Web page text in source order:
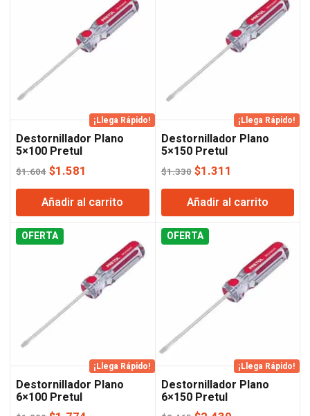
¡Llega Rápido!
Destornillador Plano
5×100 Pretul
$1.604 El
precio
original
era:
$1.604.
$1.581
precio
actual
es:
Añadir al carrito
¡Llega Rápido!
Destornillador Plano
5×150 Pretul
$1.330 El
precio
original
era:
$1.330.
$1.311
precio
actual
es:
Añadir al carrito
OFERTA
¡Llega Rápido!
Destornillador Plano
6×100 Pretul
OFERTA
¡Llega Rápido!
Destornillador Plano
6×150 Pretul